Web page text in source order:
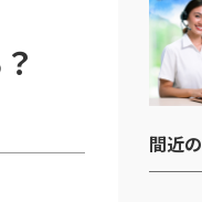
間近